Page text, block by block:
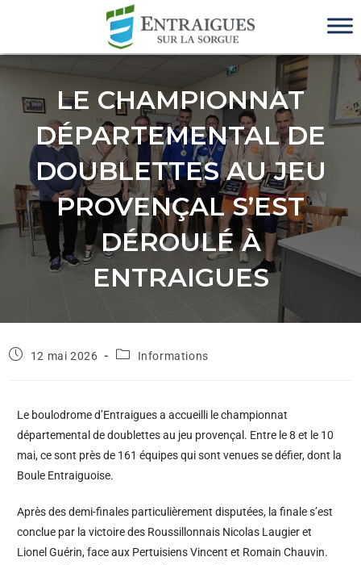
LE CHAMPIONNAT
DÉPARTEMENTAL DE
DOUBLETTES AU JEU
PROVENÇAL S’EST
DÉROULÉ À
ENTRAIGUES
12 mai 2026 Informations
Le boulodrome d’Entraigues a accueilli le championnat
départemental de doublettes au jeu provençal. Entre le 8 et le 10
mai, ce sont près de 161 équipes qui sont venues se défier, dont la
Boule Entraiguoise.
Après des demi-finales particulièrement disputées, la finale s’est
conclue par la victoire des Roussillonnais Nicolas Laugier et
Lionel Guérin, face aux Pertuisiens Vincent et Romain Chauvin.